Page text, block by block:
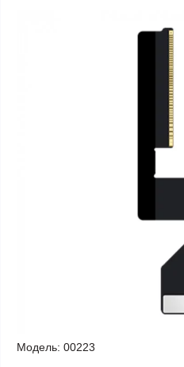
Модель: 00223